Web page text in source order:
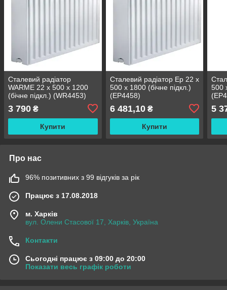
Сталевий радіатор
WARME 22 x 500 x 1200
(бічне підкл.) (WR4453)
3 790 ₴
Купити
Сталевий радіатор Ep 22 x
500 x 1800 (бічне підкл.)
(EP4458)
6 481,10₴
Купити
500
5
Про нас
96% позитивних з 99 відгуків за рік
Працює з 17.08.2018
м. Харків
вул. Олени Стасової 17, Харків, Україна
Контакти
Сьогодні працює з 09:00 до 20:00
Показати весь графік роботи